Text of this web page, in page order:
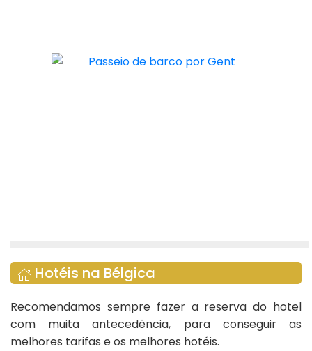
Hotéis na Bélgica
Recomendamos sempre fazer a reserva do hotel
com muita antecedência, para conseguir as
melhores tarifas e os melhores hotéis.